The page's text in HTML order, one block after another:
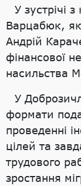
У зустрічі
Варцабюк,
Андрій
фінансової
насильства
У
формати
проведенні
цілей та
трудового
зростання